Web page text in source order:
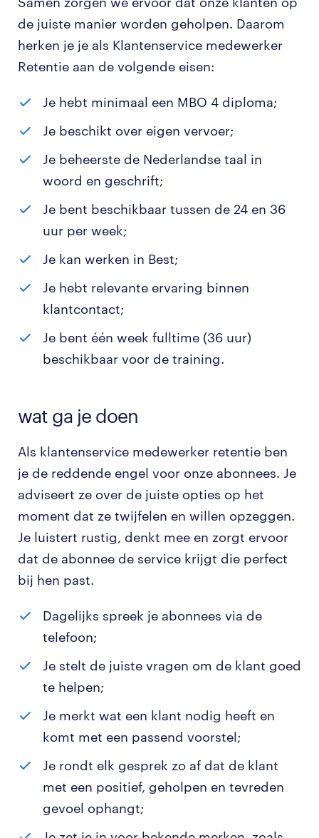
de juiste manier worden geholpen. Daarom
herken je je als Klantenservice medewerker
Retentie aan de volgende eisen:
Je hebt minimaal een MBO 4 diploma;
Je beschikt over eigen vervoer;
Je beheerste de Nederlandse taal in
woord en geschrift;
Je bent beschikbaar tussen de 24 en 36
uur per week;
Je kan werken in Best;
Je hebt relevante ervaring binnen
klantcontact;
Je bent één week fulltime (36 uur)
beschikbaar voor de training.
wat ga je doen
Als klantenservice medewerker retentie ben
je de reddende engel voor onze abonnees. Je
adviseert ze over de juiste opties op het
moment dat ze twijfelen en willen opzeggen.
Je luistert rustig, denkt mee en zorgt ervoor
dat de abonnee de service krijgt die perfect
bij hen past.
Dagelijks spreek je abonnees via de
telefoon;
Je stelt de juiste vragen om de klant goed
te helpen;
Je merkt wat een klant nodig heeft en
komt met een passend voorstel;
Je rondt elk gesprek zo af dat de klant
met een positief, geholpen en tevreden
gevoel ophangt;